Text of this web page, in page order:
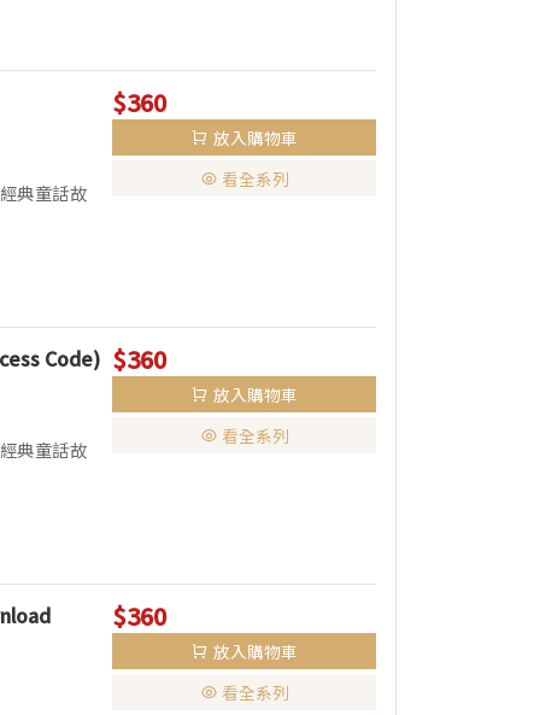
典童話故
$360
放入購物車
看全系列
Code)
典童話故
$360
放入購物車
看全系列
$360
放入購物車
看全系列